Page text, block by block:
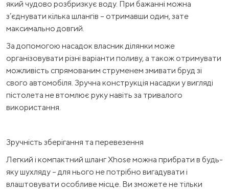
який чудово розбризкує воду. При бажанні можна
з’єднувати кілька шлангів – отримавши один, зате
максимально довгий.
За допомогою насадок власник ділянки може
організовувати різні варіанти поливу, а також отримувати
можливість спрямованим струменем змивати бруд зі
свого автомобіля. Зручна конструкція насадки у вигляді
пістолета не втомлює руку навіть за тривалого
використання.
Зручність зберігання та перевезення
Легкий і компактний шланг Xhose можна прибрати в будь-
яку шухляду – для нього не потрібно вигадувати і
влаштовувати особливе місце. Ви зможете не тільки